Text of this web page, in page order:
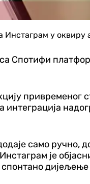
у
Спотифи
привременог
интеграција
само
је